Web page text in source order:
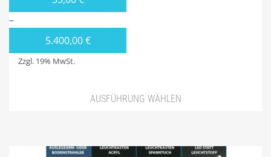
–
5.400,00€
Zzgl. 19% MwSt.
AUSFÜHRUNG WÄHLEN